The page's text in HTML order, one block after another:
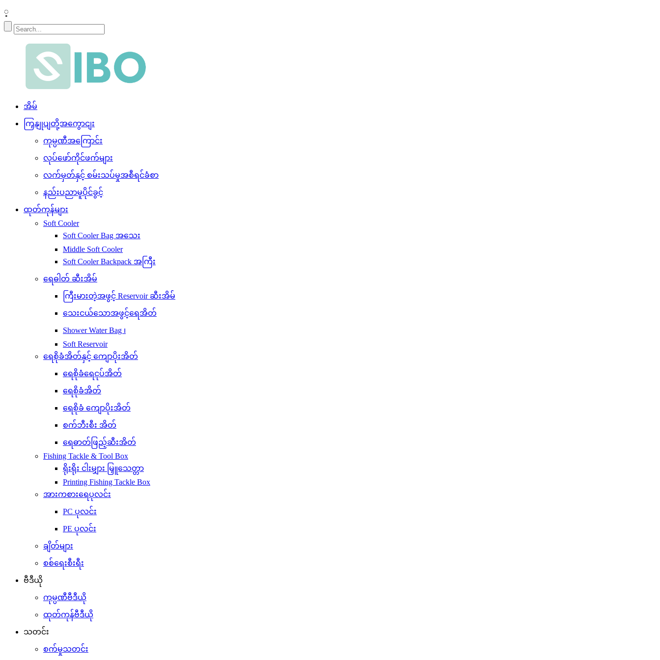
့
အိမ်
ကြှနျုပျတို့အကွောငျး
ကုမ္ပဏီအကြောင်း
လုပ်ဖော်ကိုင်ဖက်များ
လက်မှတ်နှင့် စမ်းသပ်မှုအစီရင်ခံစာ
နည်းပညာမူပိုင်ခွင့်
ထုတ်ကုန်များ
Soft Cooler
Soft Cooler Bag အသေး
Middle Soft Cooler
Soft Cooler Backpack အကြီး
ရေဓါတ် ဆီးအိမ်
ကြီးမားတဲ့အဖွင့် Reservoir ဆီးအိမ်
သေးငယ်သောအဖွင့်ရေအိတ်
Shower Water Bag ၊
Soft Reservoir
ရေစိုခံအိတ်နှင့် ကျောပိုးအိတ်
ရေစိုခံရေငုပ်အိတ်
ရေစိုခံအိတ်
ရေစိုခံ ကျောပိုးအိတ်
စက်ဘီးစီး အိတ်
ရေဓာတ်ဖြည့်ဆီးအိတ်
Fishing Tackle & Tool Box
ရိုးရိုး ငါးမျှား မြှူသေတ္တာ
Printing Fishing Tackle Box
အားကစားရေပုလင်း
PC ပုလင်း
PE ပုလင်း
ချိတ်များ
စစ်ရေးစီးရီး
ဗီဒီယို
ကုမ္ပဏီဗီဒီယို
ထုတ်ကုန်ဗီဒီယို
သတင်း
စက်မှုသတင်း